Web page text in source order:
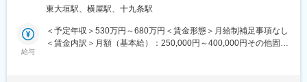
●技術者出身の経営陣だからこその安心感
出身の会社です。
経験が浅い方や、分野が異なる方がどこで躓きやすいかを理解し
ずつ技術の幅を広げていける環境です。
【具体的な業務内容】
東大垣駅、横屋駅、十九条駅
給与
＜予定年収＞530万円～680万円＜賃金形態＞月給制補足事項なし
＜賃金内訳＞月額（基本給）：250,000円～400,000円その他固定